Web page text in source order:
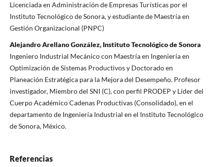
Licenciada en Administración de Empresas Turísticas por el
Instituto Tecnológico de Sonora, y estudiante de Maestría en
Gestión Organizacional (PNPC)
Alejandro Arellano González, Instituto Tecnológico de Sonora
Ingeniero Industrial Mecánico con Maestría en Ingeniería en
Optimización de Sistemas Productivos y Doctorado en
Planeación Estratégica para la Mejora del Desempeño. Profesor
investigador, Miembro del SNI (C), con perfil PRODEP y Líder del
Cuerpo Académico Cadenas Productivas (Consolidado), en el
departamento de Ingeniería Industrial en el Instituto Tecnológico
de Sonora, México.
Referencias